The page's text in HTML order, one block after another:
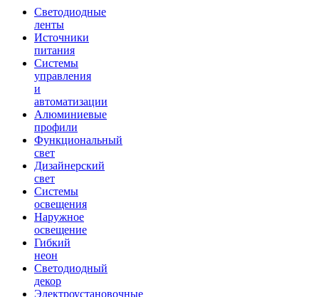
Светодиодные
ленты
Источники
питания
Системы
управления
и
автоматизации
Алюминиевые
профили
Функциональный
свет
Дизайнерский
свет
Системы
освещения
Наружное
освещение
Гибкий
неон
Светодиодный
декор
Электроустановочные